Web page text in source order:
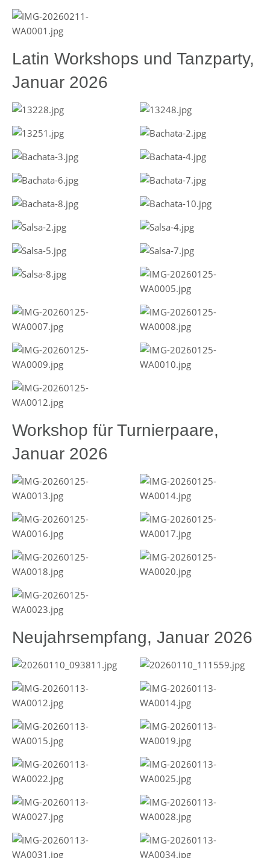
Latin Workshops und Tanzparty,
Januar 2026
Workshop für Turnierpaare,
Januar 2026
Neujahrsempfang, Januar 2026